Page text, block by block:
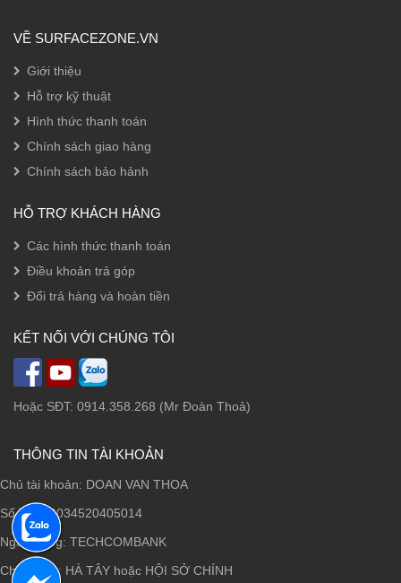
VỀ SURFACEZONE.VN
Giới thiệu
Hỗ trợ kỹ thuật
Hình thức thanh toán
Chính sách giao hàng
Chính sách bảo hảnh
HỖ TRỢ KHÁCH HÀNG
Các hình thức thanh toán
Điều khoản trả góp
Đổi trả hàng và hoàn tiền
KẾT NỐI VỚI CHÚNG TÔI
Hoặc SĐT: 0914.358.268 (Mr Đoàn Thoả)
THÔNG TIN TÀI KHOẢN
Chủ tài khoản: DOAN VAN THOA
Số TK: 19034520405014
Ngân hàng: TECHCOMBANK
Chi nhánh: HÀ TÂY hoặc HỘI SỞ CHÍNH